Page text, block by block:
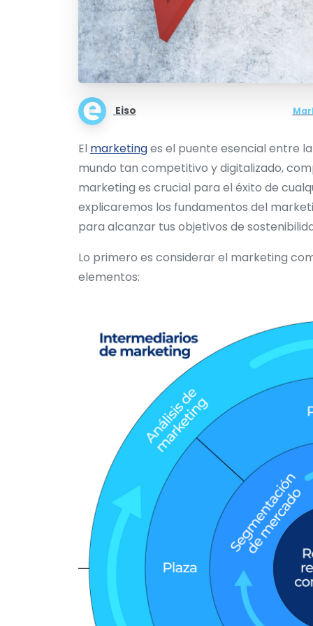
Eiso
El marketinges el puente esencial entre
mundo tan competitivo y digitalizado,
marketing es crucial para el éxito de
explicaremos los fundamentos del
para alcanzar tus objetivos de
Lo primero es considerar el marketing
elementos: